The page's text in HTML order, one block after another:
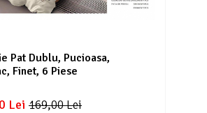
Pat Dublu, Pucioasa,
Finet, 6 Piese
169,00 Lei
Lei